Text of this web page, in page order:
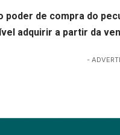
poder de compra do
adquirir a partir da
-